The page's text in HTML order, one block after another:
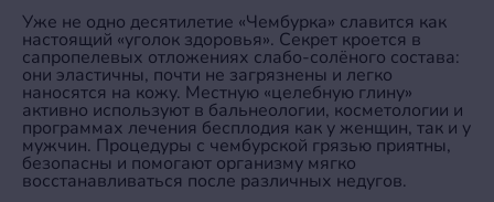
Уже не одно десятилетие «Чембурка» славится как
настоящий «уголок здоровья». Секрет кроется в
сапропелевых отложениях слабо‑солёного состава:
они эластичны, почти не загрязнены и легко
наносятся на кожу. Местную «целебную глину»
активно используют в бальнеологии, косметологии и
программах лечения бесплодия как у женщин, так и у
мужчин. Процедуры с чембурской грязью приятны,
безопасны и помогают организму мягко
восстанавливаться после различных недугов.